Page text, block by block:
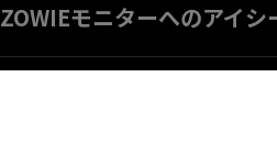
ZOWIEモニターへのアイ